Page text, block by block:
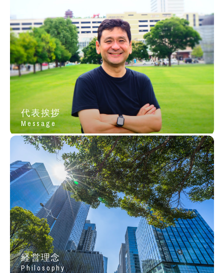
代表挨拶
Message
経営理念
Philosophy